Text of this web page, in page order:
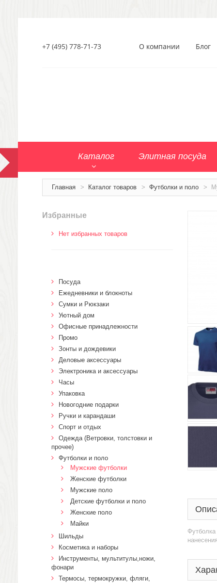
+7 (495) 778-71-73 О компании Блог
Каталог Элитная посуда
Главная > Каталог товаров > Футболки и поло >
Избранные
Нет избранных товаров
Посуда
Ежедневники и блокноты
Сумки и Рюкзаки
Уютный дом
Офисные принадлежности
Промо
Зонты и дождевики
Деловые аксессуары
Электроника и аксессуары
Часы
Упаковка
Новогодние подарки
Ручки и карандаши
Спорт и отдых
Одежда (Ветровки, толстовки и
прочее)
Футболки и поло
Мужские футболки
Женские футболки
Мужские поло
Детские футболки и поло
Женские поло
Майки
Шильды
Косметика и наборы
Инструменты, мультитулы,ножи,
фонари
Термосы, термокружки, фляги,